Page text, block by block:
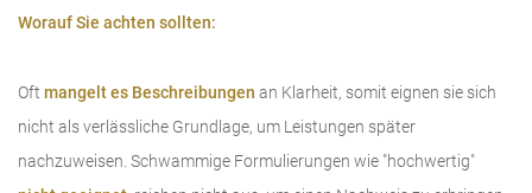
Worauf Sie achten sollten:
Oft mangelt es Beschreibungen an Klarheit, somit eignen sie sich
nicht als verlässliche Grundlage, um Leistungen später
nachzuweisen. Schwammige Formulierungen wie "hochwertig"